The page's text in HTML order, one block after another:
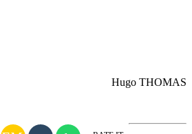
Hugo THOMAS